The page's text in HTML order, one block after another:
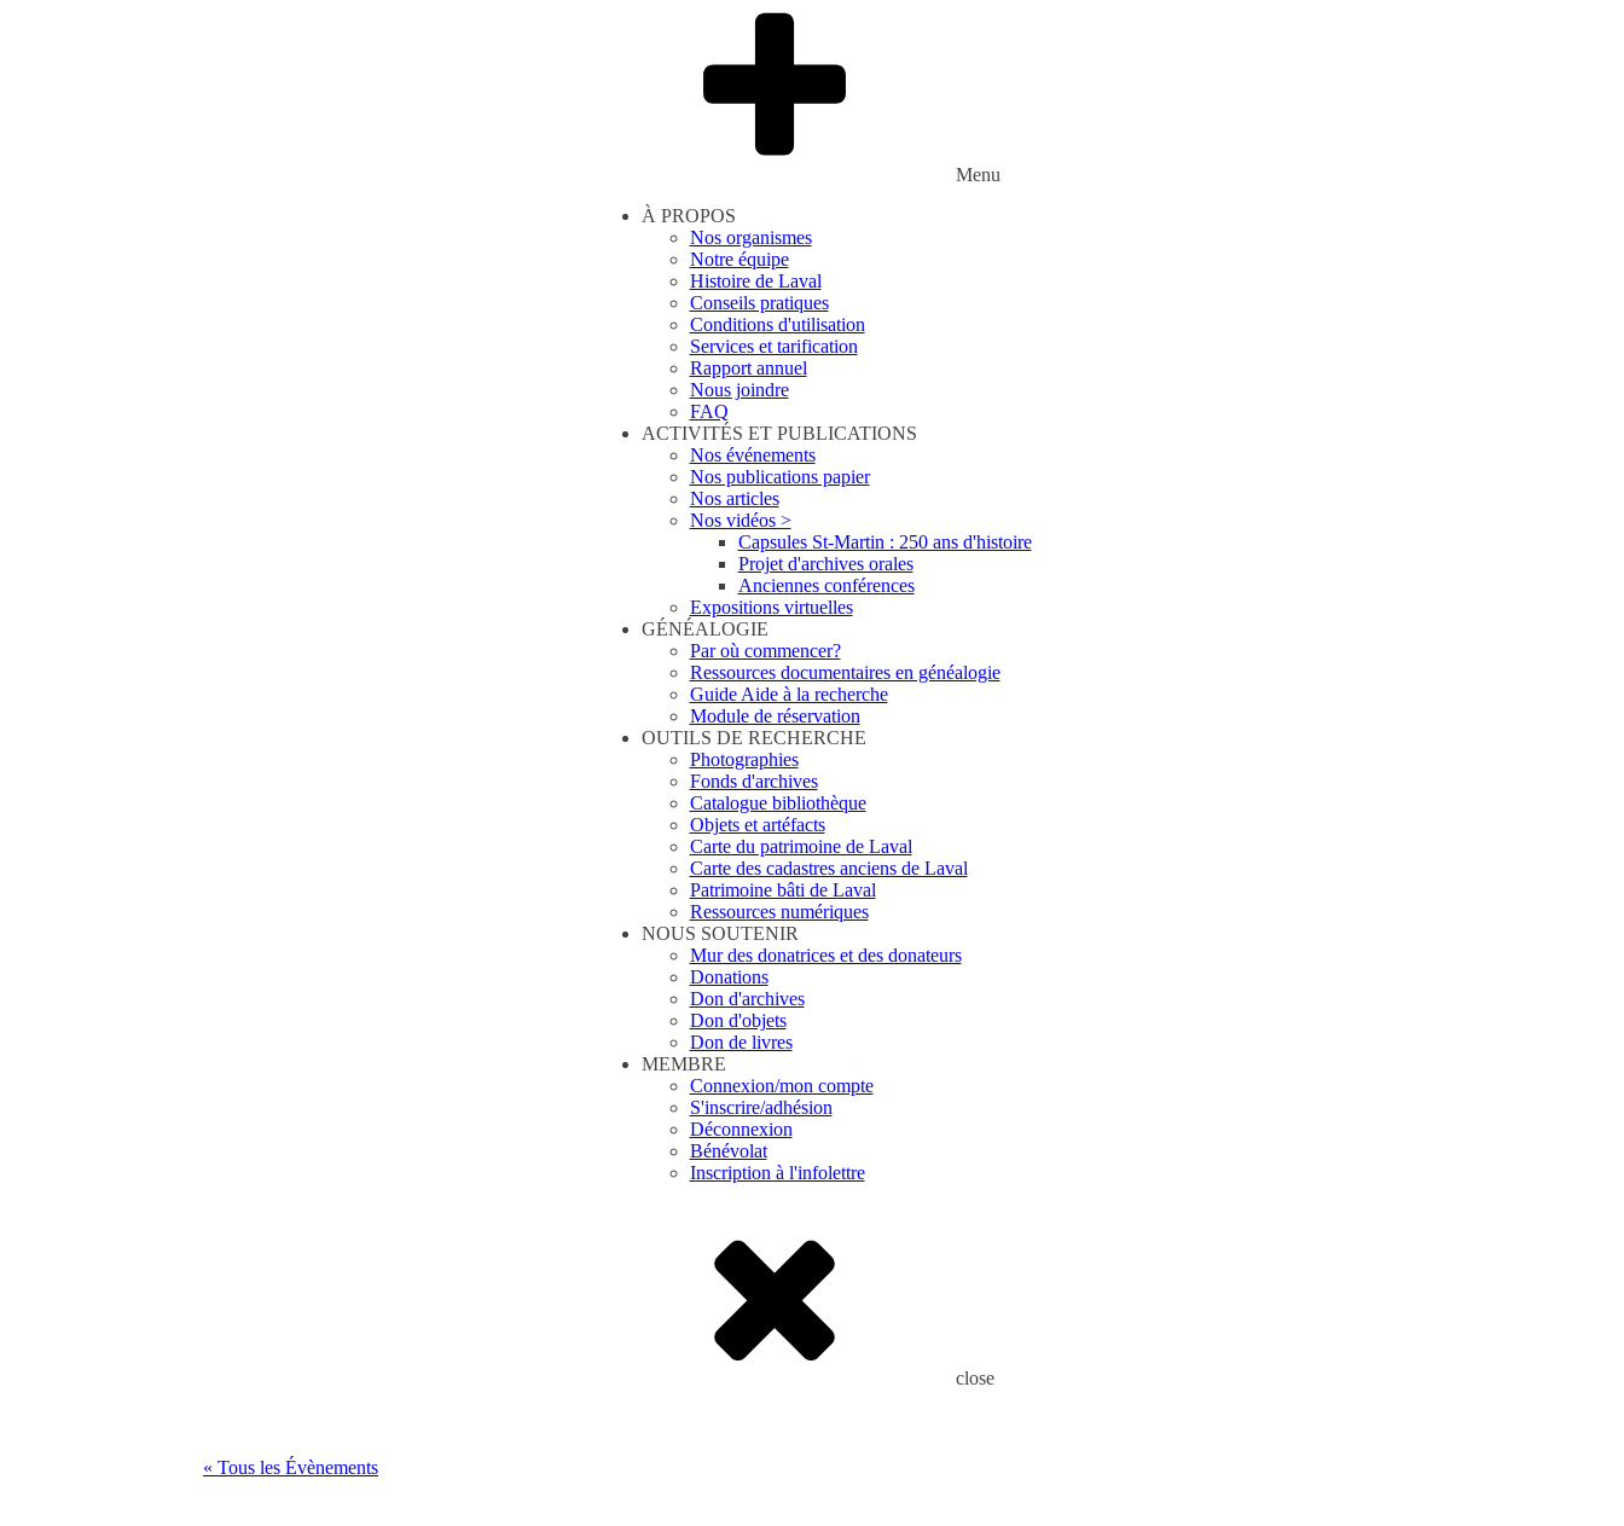
Menu
À PROPOS
Nos organismes
Notre équipe
Histoire de Laval
Conseils pratiques
Conditions d'utilisation
Services et tarification
Rapport annuel
Nous joindre
FAQ
ACTIVITÉS ET PUBLICATIONS
Nos événements
Nos publications papier
Nos articles
Nos vidéos >
Capsules St-Martin : 250 ans d'histoire
Projet d'archives orales
Anciennes conférences
Expositions virtuelles
GÉNÉALOGIE
Par où commencer?
Ressources documentaires en généalogie
Guide Aide à la recherche
Module de réservation
OUTILS DE RECHERCHE
Photographies
Fonds d'archives
Catalogue bibliothèque
Objets et artéfacts
Carte du patrimoine de Laval
Carte des cadastres anciens de Laval
Patrimoine bâti de Laval
Ressources numériques
NOUS SOUTENIR
Mur des donatrices et des donateurs
Donations
Don d'archives
Don d'objets
Don de livres
MEMBRE
Connexion/mon compte
S'inscrire/adhésion
Déconnexion
Bénévolat
Inscription à l'infolettre
close
« Tous les Évènements